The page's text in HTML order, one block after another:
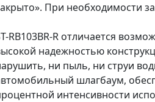
При необходимости
RB103BR-R отличается
надежностью
ни пыль, ни струи
шлагбаум,
интенсивности